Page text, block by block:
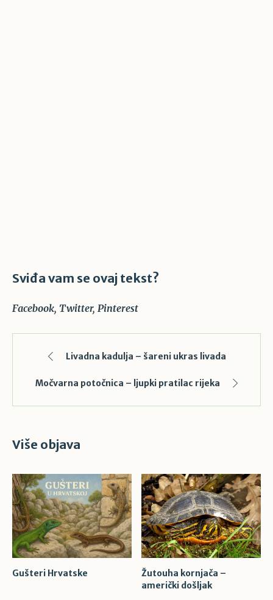
Sviđa vam se ovaj tekst?
Facebook Twitter Pinterest
Livadna kadulja – šareni ukras livada
Močvarna potočnica – ljupki pratilac rijeka
Više objava
Gušteri Hrvatske
Žutouha kornjača –
američki došljak